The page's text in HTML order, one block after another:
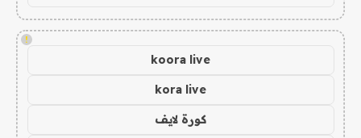
!
koora live
kora live
كورة لايف